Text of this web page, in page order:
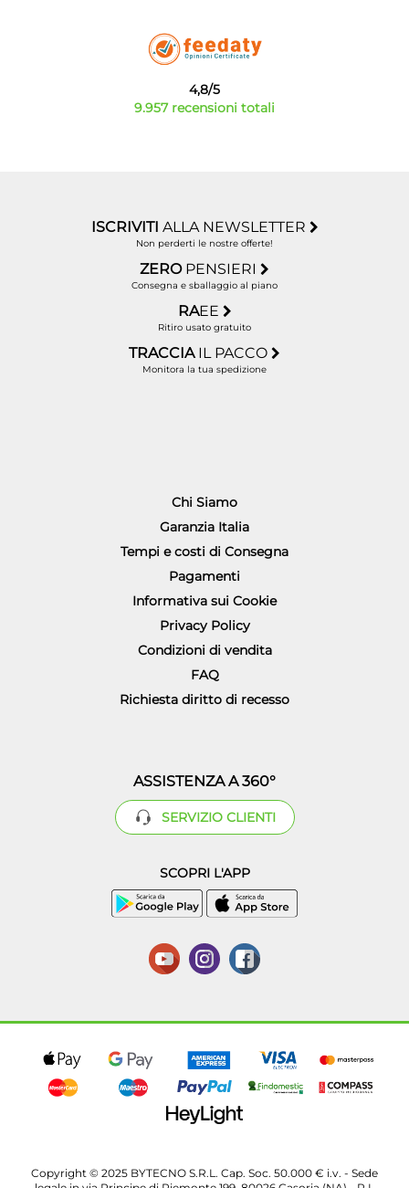
4,8/5
9.957 recensioni totali
ISCRIVITI ALLA NEWSLETTER
Non perderti le nostre offerte!
ZERO PENSIERI
Consegna e sballaggio al piano
RAEE
Ritiro usato gratuito
TRACCIA IL PACCO
Monitora la tua spedizione
Chi Siamo
Garanzia Italia
Tempi e costi di Consegna
Pagamenti
Informativa sui Cookie
Privacy Policy
Condizioni di vendita
FAQ
Richiesta diritto di recesso
ASSISTENZA A 360°
SERVIZIO CLIENTI
SCOPRI L'APP
Copyright © 2025 BYTECNO S.R.L. Cap. Soc. 50.000 € i.v. - Sede